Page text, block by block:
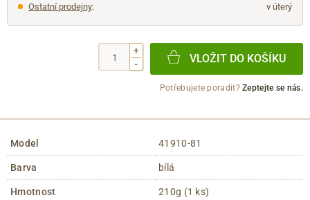
Ostatní prodejny: v úterý
+
-
VLOŽIT DO KOŠÍKU
Potřebujete poradit?Zeptejte se nás.
Model 41910-81
Barva bílá
Hmotnost 210g (1 ks)